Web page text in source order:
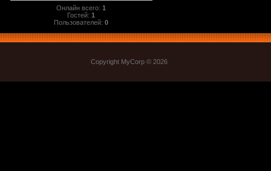
Онлайн всего:1
Гостей:1
Пользователей:0
Copyright MyCorp © 2026